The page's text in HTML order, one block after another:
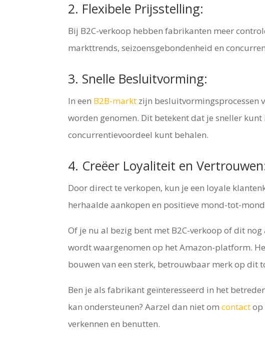
2. Flexibele Prijsstelling:
Bij B2C-verkoop hebben fabrikanten meer
markttrends, seizoensgebondenheid en
3. Snelle Besluitvorming:
In een B2B-markt zijn besluitvormingsprocessen
worden genomen. Dit betekent dat je sneller
concurrentievoordeel kunt behalen.
4. Creëer Loyaliteit en
Door direct te verkopen, kun je een loyale
herhaalde aankopen en positieve mond-tot-
Of je nu al bezig bent met B2C-verkoop of dit
wordt waargenomen op het Amazon-platform.
bouwen van een sterk, betrouwbaar merk op dit
Ben je als fabrikant geïnteresseerd in het
kan ondersteunen? Aarzel dan niet omcontactop
verkennen en benutten.